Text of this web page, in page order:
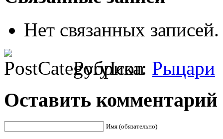
Нет связанных записей.
Рубрика: Рыцари
Оставить комментарий
Имя (обязательно)